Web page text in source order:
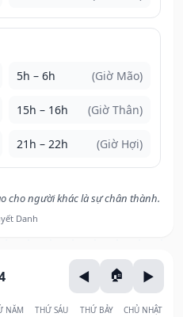
5h – 6h (Giờ Mão)
15h – 16h (Giờ Thân)
21h – 22h (Giờ Hợi)
cho người khác là sự chân thành.
Danh
NĂM THỨ SÁU THỨ BẢY CHỦ NHẬT